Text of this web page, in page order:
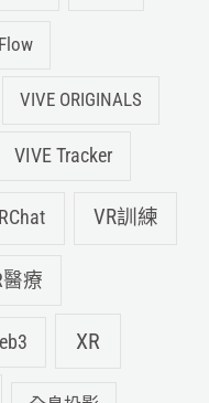
VIVE ORIGINALS
VIVE Tracker
VR訓練
醫療
XR